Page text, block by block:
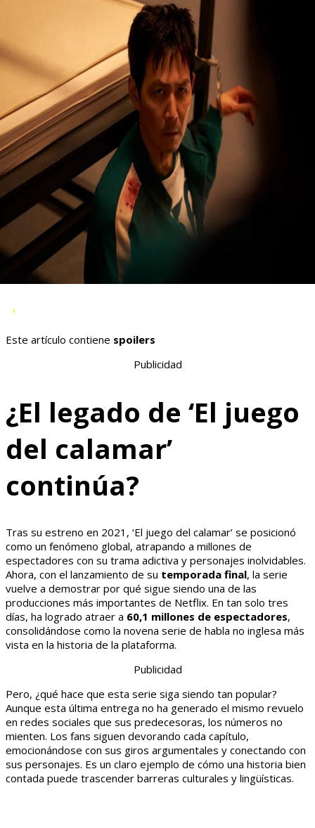
Este artículo contiene spoilers
Publicidad
¿El legado de ‘El juego
del calamar’
continúa?
Tras su estreno en 2021, ‘El juego del calamar’ se posicionó
como un fenómeno global, atrapando a millones de
espectadores con su trama adictiva y personajes inolvidables.
Ahora, con el lanzamiento de su temporada final, la serie
vuelve a demostrar por qué sigue siendo una de las
producciones más importantes de Netflix. En tan solo tres
días, ha logrado atraer a 60,1 millones de espectadores,
consolidándose como la novena serie de habla no inglesa más
vista en la historia de la plataforma.
Publicidad
Pero, ¿qué hace que esta serie siga siendo tan popular?
Aunque esta última entrega no ha generado el mismo revuelo
en redes sociales que sus predecesoras, los números no
mienten. Los fans siguen devorando cada capítulo,
emocionándose con sus giros argumentales y conectando con
sus personajes. Es un claro ejemplo de cómo una historia bien
contada puede trascender barreras culturales y lingüísticas.